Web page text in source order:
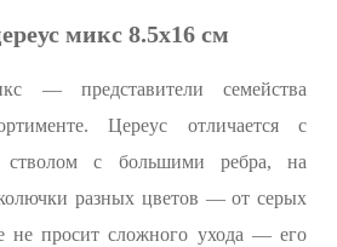
микс 8.5x16 см
— представители семейства
Цереус отличается с
стволом с большими ребра, на
разных цветов — от серых
не просит сложного ухода — его